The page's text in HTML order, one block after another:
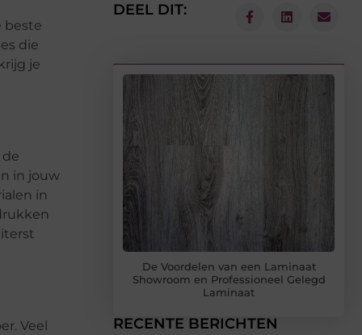
beste
die
je
in jouw
in
Veel
DEEL DIT:
De Voordelen van een Laminaat
Showroom en Professioneel Gelegd
Laminaat
RECENTE BERICHTEN